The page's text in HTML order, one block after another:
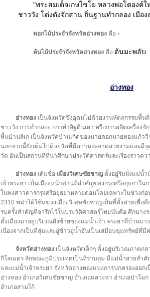
"พระสมเด็จเกษไชโย หลวงพ่อโตองค์
ชาววัง โด่งดังจักสาน ถิ่นฐานทำกลอง เมือ
ดอกไม้ประจำจังหวัดอ่างทอง คือ -
ต้นไม้ประจำจังหวัดอ่างทอง คือ ต้นมะพลับ
อ่างทอง
อ่างทอง เป็นจังหวัดซึ่งอุดมไปด้วยงานหัตถกรรมพื้น
ชาววัง การทำกลอง การทำอิฐดินเผา หรือการผลิตเครื่องจั
พื้นบ้านลิเก เป็นจังหวัดบ้านเกิดของนายดอกนายทองแก้ว
นอกจากนี้ยังเต็มไปด้วยวัดที่มีความสะอาดสวยงามและมี
วัด อันเป็นสถานที่ที่น่าศึกษาประวัติศาสตร์และเรื่องราวค
อ่างทอง เดิมชื่อ เมืองวิเศษชัยชาญ ตั้งอยู่ริมฝั่งแม่น้
เจ้าพระยา เป็นเมืองหน้าด่านที่สำคัญของกรุงศรีอยุธยาใ
ในพงศาวดารกรุงศรีอยุธยาหลายตอนโดยเฉพาะในช่วงก่
2310 พม่าได้ใช้แขวงเมืองวิเศษชัยชาญเป็นที่ตั้งค่ายเพื่อตี
รบครั้งสำคัญที่จารึกไว้ในประวัติศาสตร์ไทยนั่นคือ ศึกบาง
ตั้งเมืองมาอยู่บริเวณฝั่งซ้ายของแม่น้ำเจ้า พระยาที่บ้านบา
เนื่องจากเป็นที่ลุ่มและอู่ข้าวอู่น้ำอันเป็นเสมือนขุมทรัพย์ที่มี
จังหวัดอ่างทอง เป็นจังหวัดเล็กๆ ตั้งอยู่บริเวณภาคก
กิโลเมตร ลักษณะภูมิประเทศเป็นที่ราบลุ่ม มีแม่น้ำสายสำ
และแม่น้ำเจ้าพระยา จังหวัดอ่างทองแบ่งการปกครองออกเ
อ่างทอง อำเภอวิเศษชัยชาญ อำเภอแสวงหา อำเภอป่าโมก
อำเภอสามโก้